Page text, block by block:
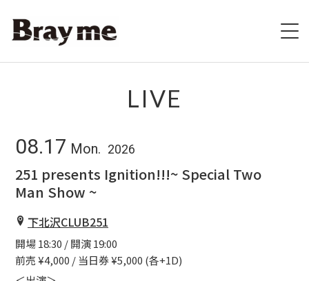
BIOGRAPHY
ブレの村
LIVE
08.17 Mon. 2026
251 presents Ignition!!!~ Special Two
Man Show ~
下北沢CLUB251
開場 18:30 / 開演 19:00
前売 ¥4,000 / 当日券 ¥5,000 (各+1D)